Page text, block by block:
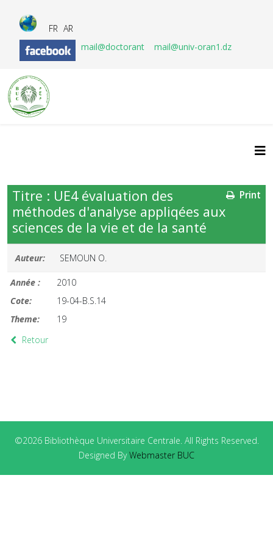
FR AR
mail@doctorant
mail@univ-oran1.dz
Print
Titre : UE4 évaluation des
méthodes d'analyse appliqées aux
sciences de la vie et de la santé
Auteur: SEMOUN O.
Année :
2010
Cote:
19-04-B.S.14
Theme:
19
Retour
©2026 Bibliothèque Universitaire Centrale. All Rights Reserved.
Designed ByWebmaster BUC